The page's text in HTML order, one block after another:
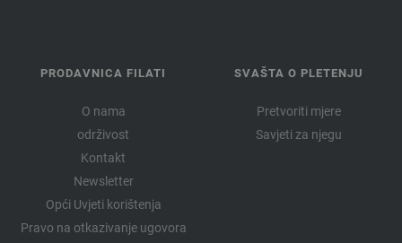
PRODAVNICA FILATI
O nama
održivost
Kontakt
Newsletter
Opći Uvjeti korištenja
Pravo na otkazivanje ugovora
SVAŠTA O PLETENJU
Pretvoriti mjere
Savjeti za njegu